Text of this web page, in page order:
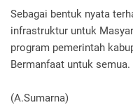
Sebagai bentuk nyata
infrastruktur untuk
program pemerintah
Bermanfaat untuk semua.
(A.Sumarna)